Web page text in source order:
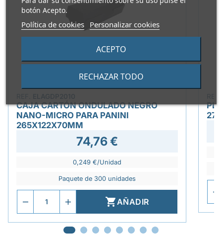
botón Acepto.
Política de cookies Personalizar cookies
RECHAZAR TODO
ACEPTO
CAJA CARTÓN ONDULADO NEGRO
NANO-MICRO PARA PANINI
265X122X70MM
74,76 €
0,249 €/Unidad
Paquete de 300 unidades
AÑADIR